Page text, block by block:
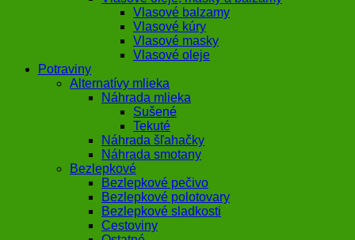
Vlasové balzamy
Vlasové kúry
Vlasové masky
Vlasové oleje
Potraviny
Alternatívy mlieka
Náhrada mlieka
Sušené
Tekuté
Náhrada šľahačky
Náhrada smotany
Bezlepkové
Bezlepkové pečivo
Bezlepkové polotovary
Bezlepkové sladkosti
Cestoviny